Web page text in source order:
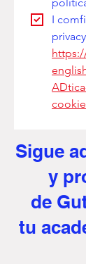
I
Sigue
y
de
tu